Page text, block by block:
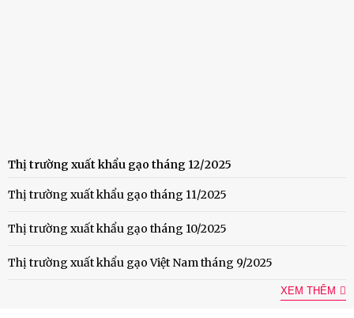
Thị trường xuất khẩu gạo tháng 12/2025
Thị trường xuất khẩu gạo tháng 11/2025
Thị trường xuất khẩu gạo tháng 10/2025
Thị trường xuất khẩu gạo Việt Nam tháng 9/2025
XEM THÊM